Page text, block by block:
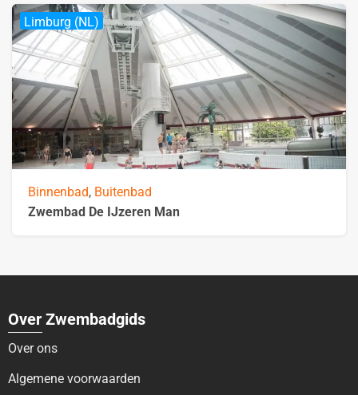
Limburg (NL)
Binnenbad, Buitenbad
Zwembad De IJzeren Man
Over Zwembadgids
Over ons
Algemene voorwaarden